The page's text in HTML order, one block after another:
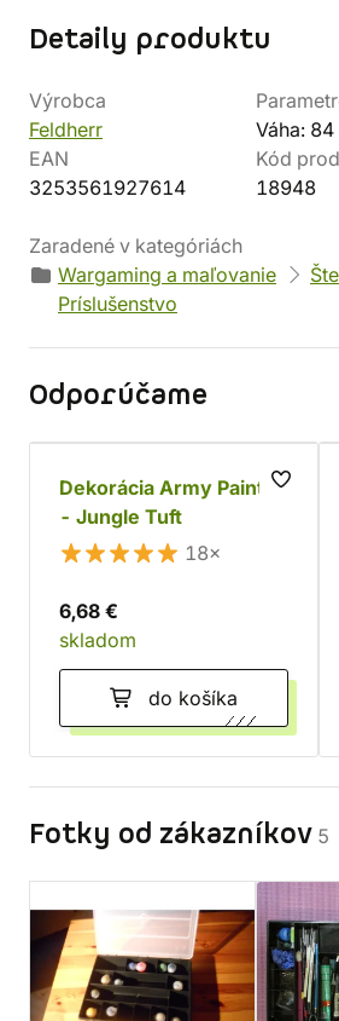
Detaily produktu
Výrobca
Feldherr
Váha: 84
EAN
3253561927614
Kód
18948
Zaradené v kategóriách
Wargaming a maľovanie
Príslušenstvo
Odporúčame
Dekorácia Army Painter
- Jungle Tuft
18×
6,68 €
skladom
do košíka
Fotky od zákazníkov 5